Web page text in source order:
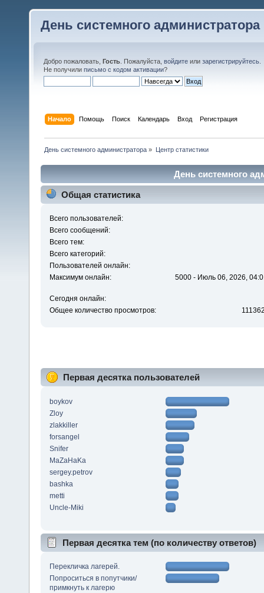
День системного администратора
Добро пожаловать, Гость . Пожалуйста, войдите или зарегистрируйтесь
Не получили письмо с кодом активации?
Начало Помощь Поиск Календарь Вход Регистрация
День системного администратора » Центр статистики
День системного
Общая статистика
Всего пользователей:
Всего сообщений:
Всего тем:
Всего категорий:
Пользователей онлайн:
Максимум онлайн:
5000 - Июль 06, 2026,
Сегодня онлайн:
Общее количество просмотров:
Первая десятка пользователей
boykov
Zloy
zlakkiller
forsangel
Snifer
MaZaHaKa
sergey.petrov
bashka
metti
Uncle-Miki
Первая десятка тем (по количеству ответов)
Перекличка лагерей.
Попроситься в попутчики/
примкнуть к лагерю